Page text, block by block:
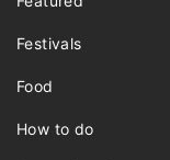
Festivals
Food
How to do